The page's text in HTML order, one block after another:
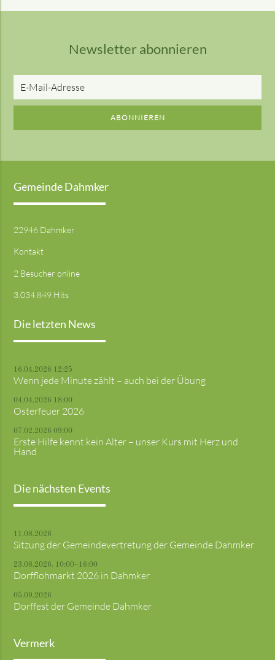
Newsletter abonnieren
Adresse
ABONNIEREN
Gemeinde Dahmker
22946 Dahmker
Kontakt
2 Besucher online
3.034.849 Hits
Die letzten News
16.04.2026 12:25
Wenn jede Minute zählt – auch bei der Übung
04.04.2026 18:00
Osterfeuer 2026
07.02.2026 09:00
Erste Hilfe kennt kein Alter – unser Kurs mit Herz und
Hand
Die nächsten Events
11.08.2026
Sitzung der Gemeindevertretung der Gemeinde Dahmker
23.08.2026, 10:00–16:00
Dorfflohmarkt 2026 in Dahmker
05.09.2026
Dorffest der Gemeinde Dahmker
Vermerk